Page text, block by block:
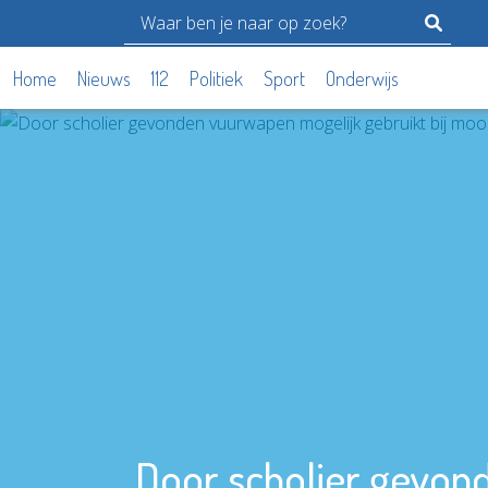
Home Nieuws 112 Politiek Sport Onderwijs